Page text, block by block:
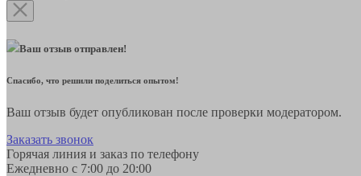
Ваш отзыв отправлен!
Спасибо, что решили поделиться опытом!
Ваш отзыв будет опубликован после проверки модератором.
Заказать звонок
Горячая линия и заказ по телефону
Ежедневно с 7:00 до 20:00